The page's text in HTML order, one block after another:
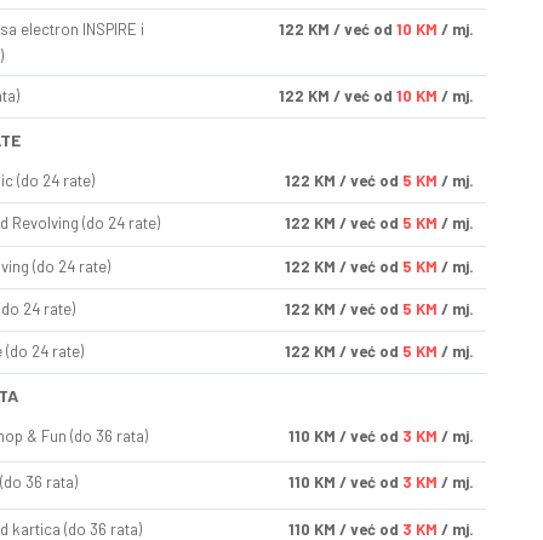
electron INSPIRE i
122 KM / već od 10 KM / mj.
122 KM / već od 10 KM / mj.
(do 24 rate) 122 KM / već od 5 KM / mj.
Revolving (do 24 rate) 122 KM / već od 5 KM / mj.
(do 24 rate) 122 KM / već od 5 KM / mj.
24 rate) 122 KM / već od 5 KM / mj.
(do 24 rate) 122 KM / već od 5 KM / mj.
& Fun (do 36 rata) 110 KM / već od 3 KM / mj.
36 rata) 110 KM / već od 3 KM / mj.
kartica (do 36 rata) 110 KM / već od 3 KM / mj.